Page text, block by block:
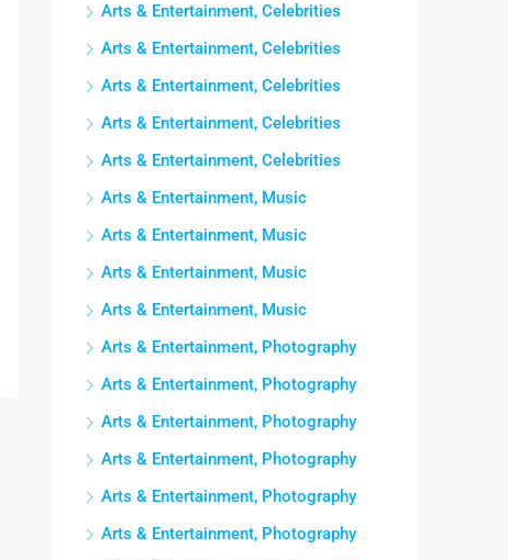
Arts & Entertainment, Celebrities
Arts & Entertainment, Celebrities
Arts & Entertainment, Celebrities
Arts & Entertainment, Celebrities
Arts & Entertainment, Celebrities
Arts & Entertainment, Music
Arts & Entertainment, Music
Arts & Entertainment, Music
Arts & Entertainment, Music
Arts & Entertainment, Photography
Arts & Entertainment, Photography
Arts & Entertainment, Photography
Arts & Entertainment, Photography
Arts & Entertainment, Photography
Arts & Entertainment, Photography